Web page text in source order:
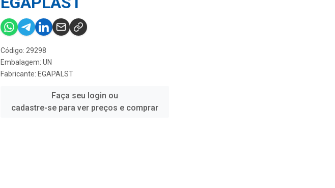
Código: 29298
Embalagem: UN
Fabricante: EGAPALST
Faça seu login ou
cadastre-se para ver preços e comprar